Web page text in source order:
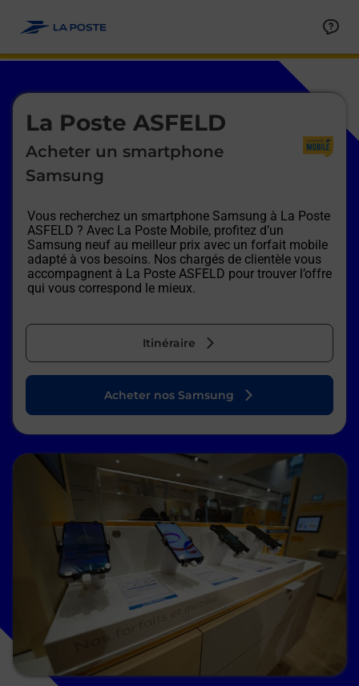
La Poste ASFELD
Acheter un smartphone
Samsung
Vous recherchez un smartphone Samsung à La Poste
ASFELD ? Avec La Poste Mobile, profitez d’un
Samsung neuf au meilleur prix avec un forfait mobile
adapté à vos besoins. Nos chargés de clientèle vous
accompagnent à La Poste ASFELD pour trouver l’offre
qui vous correspond le mieux.
Itinéraire
Le lien s'ouvre dans un nouvel onglet
Acheter nos Samsung